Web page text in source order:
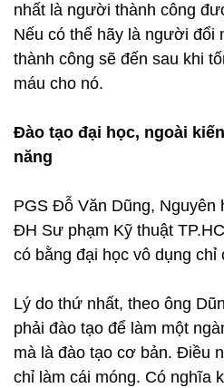
nhất là người thành công
Nếu có thể hãy là người đổi
thành công sẽ đến sau khi
máu cho nó.
Đào tạo đại học, ngoài
năng
PGS Đỗ Văn Dũng,
ĐH Sư phạm Kỹ thuật
có bằng đại học vô dụng chỉ
Lý do thứ nhất, theo ông
phải đào tạo để làm một
mà là đào tạo cơ bản. Điều
chỉ làm cái móng. Có nghĩa